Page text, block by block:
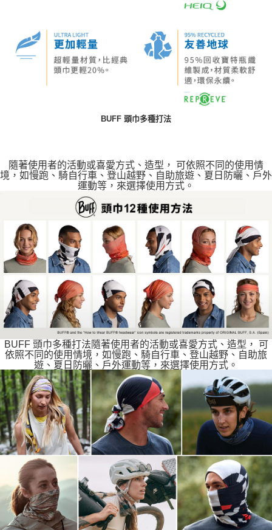
BUFF 頭巾多種打法
隨著使用者的活動或喜愛方式、造型， 可依照不同的使用情
境，如慢跑、騎自行車、登山越野、自助旅遊、夏日防曬、戶外
運動等，來選擇使用方式。
BUFF 頭巾多種打法隨著使用者的活動或喜愛方式、造型， 可
依照不同的使用情境，如慢跑、騎自行車、登山越野、自助旅
遊、夏日防曬、戶外運動等，來選擇使用方式。